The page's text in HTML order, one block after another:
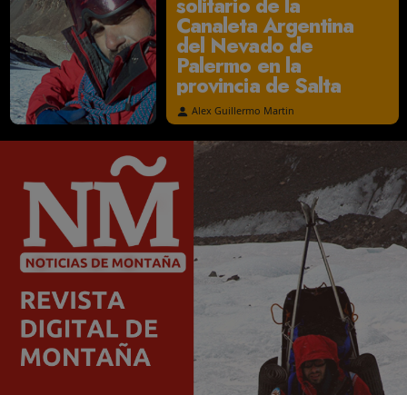
Champaqui en la
provincia de
Argentina
Marcelo Lisnovsky
Primera escalada en
solitario de la
Canaleta Argentina
del Nevado de
Palermo en la
provincia de Salta
Alex Guillermo Martin